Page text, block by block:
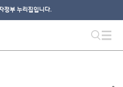
정부 누리집입니다.